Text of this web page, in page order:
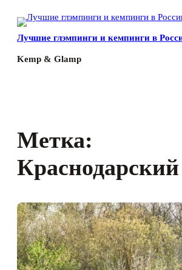
содержимому
Лучшие глэмпинги и кемпинги в
Kemp & Glamp
Метка: